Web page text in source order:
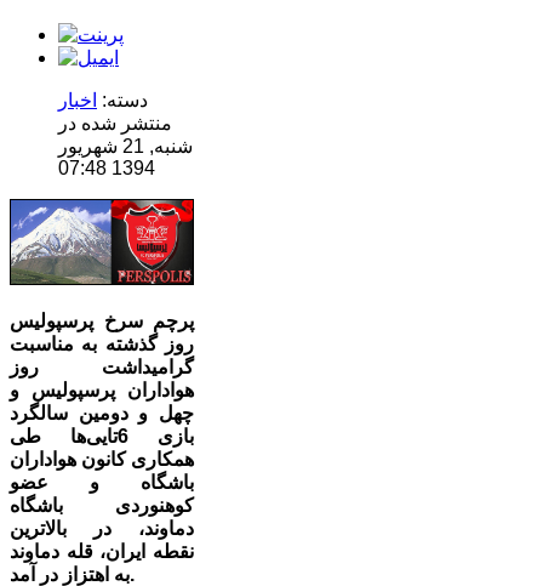
دسته: اخبار
منتشر شده در
شنبه, 21 شهریور
1394 07:48
پرچم سرخ پرسپولیس
روز گذشته به مناسبت
گرامیداشت روز
هواداران پرسپولیس و
چهل و دومین سالگرد
بازی 6تایی‌ها طی
همکاری کانون هواداران
باشگاه و عضو
کوهنوردی باشگاه
دماوند، در بالاترین
نقطه ایران، قله دماوند
به اهتزاز در آمد.